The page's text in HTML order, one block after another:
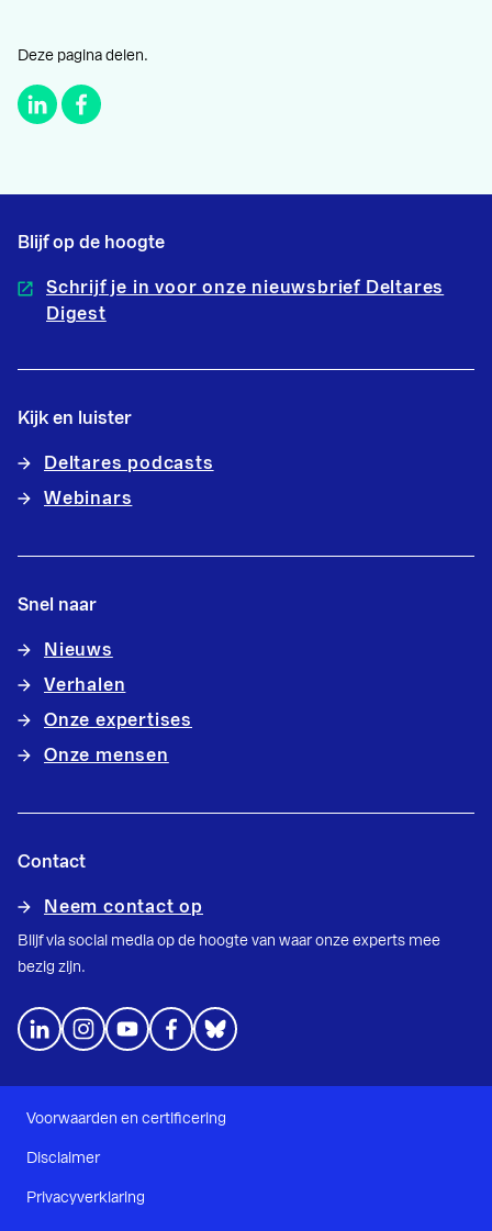
Deze pagina delen.
Blijf op de hoogte
Schrijf je in voor onze nieuwsbrief Deltares
Digest
Kijk en luister
Deltares podcasts
Webinars
Snel naar
Nieuws
Verhalen
Onze expertises
Onze mensen
Contact
Neem contact op
Blijf via social media op de hoogte van waar onze experts mee
bezig zijn.
Voorwaarden en certificering
Disclaimer
Privacyverklaring